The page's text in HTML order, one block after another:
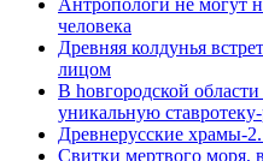
Антропологи не могут
человека
Древняя колдунья
лицом
В hовгородской
уникальную
Древнерусские храмы-
Свитки мертвого моря,